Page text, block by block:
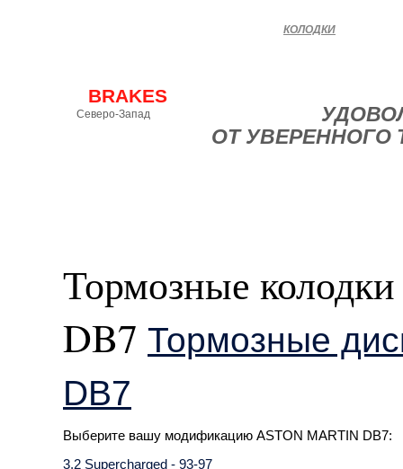
BRAKES
Северо-Запад
КОЛОДКИ
ОТ
Тормозные
DB7 Тормозные
DB7
Выберите вашу модификацию ASTON MARTIN DB7:
3.2 Supercharged - 93-97